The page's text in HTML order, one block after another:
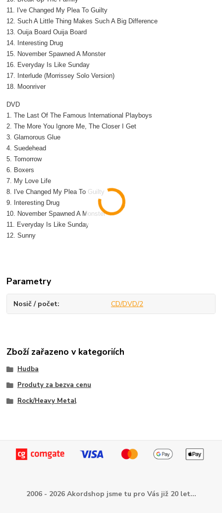
11. I've Changed My Plea To Guilty
12. Such A Little Thing Makes Such A Big Difference
13. Ouija Board Ouija Board
14. Interesting Drug
15. November Spawned A Monster
16. Everyday Is Like Sunday
17. Interlude (Morrissey Solo Version)
18. Moonriver
DVD
1. The Last Of The Famous International Playboys
2. The More You Ignore Me, The Closer I Get
3. Glamorous Glue
4. Suedehead
5. Tomorrow
6. Boxers
7. My Love Life
8. I've Changed My Plea To Guilty
9. Interesting Drug
10. November Spawned A Monster
11. Everyday Is Like Sunday
12. Sunny
Parametry
Nosič / počet CD/DVD/2
Zboží zařazeno v kategoriích
Hudba
Produty za bezva cenu
Rock/Heavy Metal
2006 - 2026 Akordshop jsme tu pro Vás již 20 let...